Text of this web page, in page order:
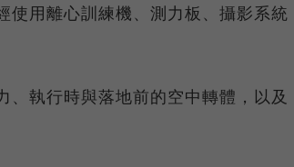
使用離心訓練機、測力板、攝影系統
執行時與落地前的空中轉體，以及